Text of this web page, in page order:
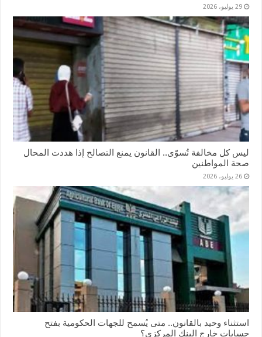
29 يوليو، 2026
ليس كل مخالفة تُسوّى.. القانون يمنع التصالح إذا هددت المحال
صحة المواطنين
26 يوليو، 2026
استثناء وحيد بالقانون.. متى يُسمح للجهات الحكومية بفتح
حسابات خارج البنك المركزي؟